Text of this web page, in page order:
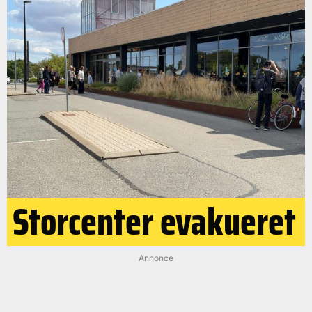
Storcenter evakueret
Annonce